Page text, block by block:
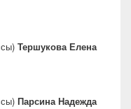
Тершукова Елена
Парсина Надежда